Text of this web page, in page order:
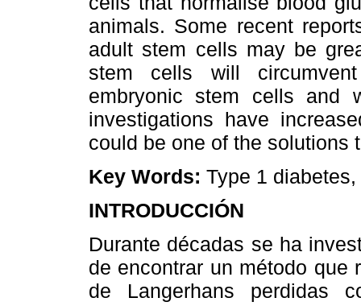
animals. Some recent
adult stem cells may be
stem cells will
embryonic stem cells and
investigations have
could be one of the solutions
Key Words: Type 1
INTRODUCCIÓN
Durante décadas se ha
de encontrar un método
de Langerhans perdidas